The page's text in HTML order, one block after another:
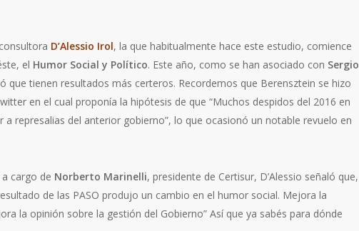
D’Alessio Irol, la que habitualmente hace este estudio, comience
el Humor Social y Político. Este año, como se han asociado con Sergio
que tienen resultados más certeros. Recordemos que Berensztein se hizo
en el cual proponía la hipótesis de que “Muchos despidos del 2016 en
represalias del anterior gobierno”, lo que ocasionó un notable revuelo en
cargo de Norberto Marinelli, presidente de Certisur, D’Alessio señaló que,
de las PASO produjo un cambio en el humor social. Mejora la
la opinión sobre la gestión del Gobierno” Así que ya sabés para dónde